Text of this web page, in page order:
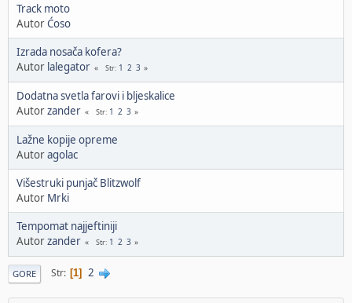
Track moto
AutorĆoso
Izrada nosača kofera?
Autor lalegator Str 1 2 3
Dodatna svetla farovi i bljeskalice
Autorzander Str 1 2 3
Lažne kopije opreme
Autoragolac
Višestruki punjač Blitzwolf
Autor Mrki
Tempomat najjeftiniji
Autorzander Str 1 2 3
GORE Str 1 2